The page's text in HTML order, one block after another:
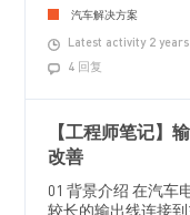
汽车解决方案
Latest activity 2
4 回复
【工程师笔记】
改善
01 背景介绍 在汽车
较长的输出线连接